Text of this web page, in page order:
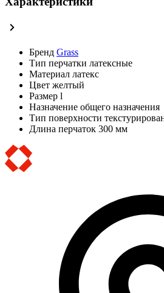
Бренд Grass
Тип перчатки латексные
Материал латекс
Цвет желтый
Размер l
Назначение общего назначения
Тип поверхности
Длина перчаток 300 мм